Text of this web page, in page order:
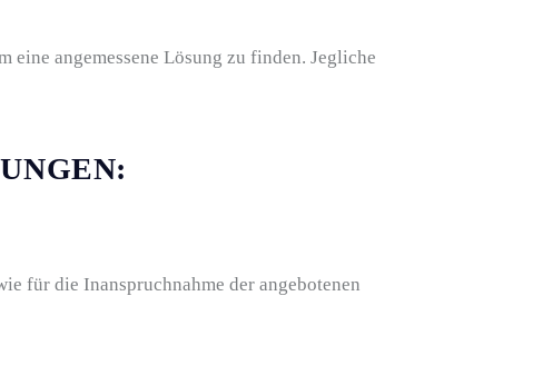
eine angemessene Lösung zu finden. Jegliche
für die Inanspruchnahme der angebotenen